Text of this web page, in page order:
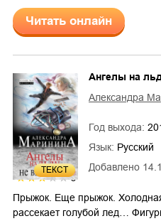
Читать онлайн
ТЕКСТ
3
Добавлено
Ангелы на
Александра
Год выхода:
Язык: Русский
Прыжок. Еще прыжок.
рассекает голубой лед…